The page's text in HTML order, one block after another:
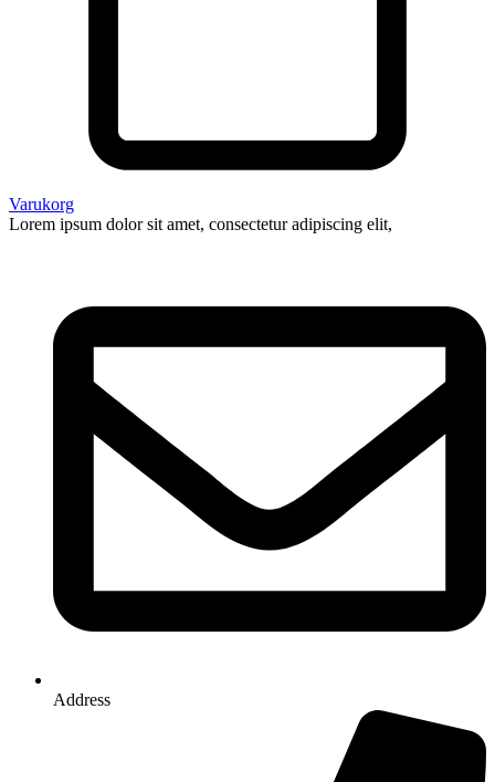
Varukorg
Lorem ipsum dolor sit amet, consectetur adipiscing elit,
Address